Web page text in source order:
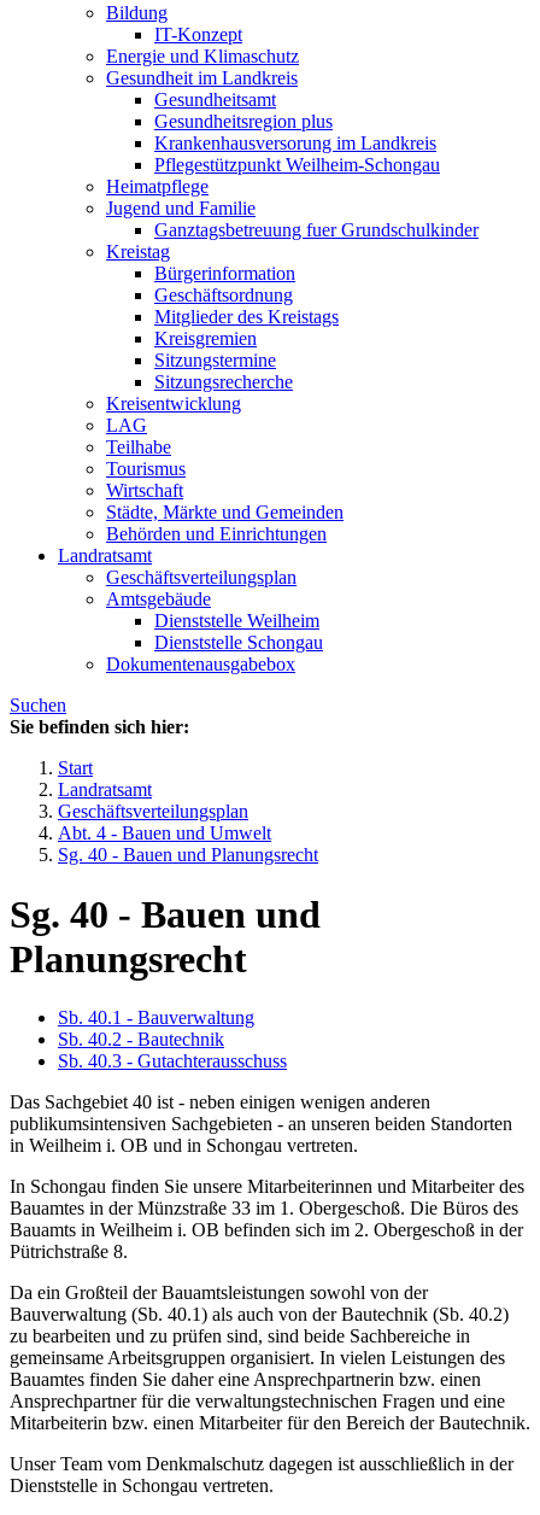
Bildung
IT-Konzept
Energie und Klimaschutz
Gesundheit im Landkreis
Gesundheitsamt
Gesundheitsregion plus
Krankenhausversorung im Landkreis
Pflegestützpunkt Weilheim-Schongau
Heimatpflege
Jugend und Familie
Ganztagsbetreuung fuer Grundschulkinder
Kreistag
Bürgerinformation
Geschäftsordnung
Mitglieder des Kreistags
Kreisgremien
Sitzungstermine
Sitzungsrecherche
Kreisentwicklung
LAG
Teilhabe
Tourismus
Wirtschaft
Städte, Märkte und Gemeinden
Behörden und Einrichtungen
Landratsamt
Geschäftsverteilungsplan
Amtsgebäude
Dienststelle Weilheim
Dienststelle Schongau
Dokumentenausgabebox
Suchen
Sie befinden sich hier:
Start
Landratsamt
Geschäftsverteilungsplan
Abt. 4 - Bauen und Umwelt
Sg. 40 - Bauen und Planungsrecht
Sg. 40 - Bauen und
Planungsrecht
Sb. 40.1 - Bauverwaltung
Sb. 40.2 - Bautechnik
Sb. 40.3 - Gutachterausschuss
Das Sachgebiet 40 ist - neben einigen wenigen anderen
publikumsintensiven Sachgebieten - an unseren beiden Standorten
in Weilheim i. OB und in Schongau vertreten.
In Schongau finden Sie unsere Mitarbeiterinnen und Mitarbeiter des
Bauamtes in der Münzstraße 33 im 1. Obergeschoß. Die Büros des
Bauamts in Weilheim i. OB befinden sich im 2. Obergeschoß in der
Pütrichstraße 8.
Da ein Großteil der Bauamtsleistungen sowohl von der
Bauverwaltung (Sb. 40.1) als auch von der Bautechnik (Sb. 40.2)
zu bearbeiten und zu prüfen sind, sind beide Sachbereiche in
gemeinsame Arbeitsgruppen organisiert. In vielen Leistungen des
Bauamtes finden Sie daher eine Ansprechpartnerin bzw. einen
Ansprechpartner für die verwaltungstechnischen Fragen und eine
Mitarbeiterin bzw. einen Mitarbeiter für den Bereich der Bautechnik.
Unser Team vom Denkmalschutz dagegen ist ausschließlich in der
Dienststelle in Schongau vertreten.